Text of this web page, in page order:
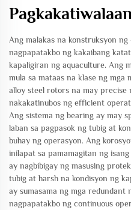
Pagkakatiwalaan
Ang malakas na konstruksyon
nagpapatakbo ng kakaibang
kapaligiran ng aquaculture. Ang
mula sa mataas na klase ng mga
alloy steel rotors na may precise
nakakatinubos ng efficient
Ang sistema ng bearing ay may
laban sa pagpasok ng tubig at
buhay ng operasyon. Ang
inilapat sa pamamagitan ng
ay nagbibigay ng masusing
tubig at harsh na kondisyon ng
ay sumasama ng mga
nagpapatakbo ng continuous